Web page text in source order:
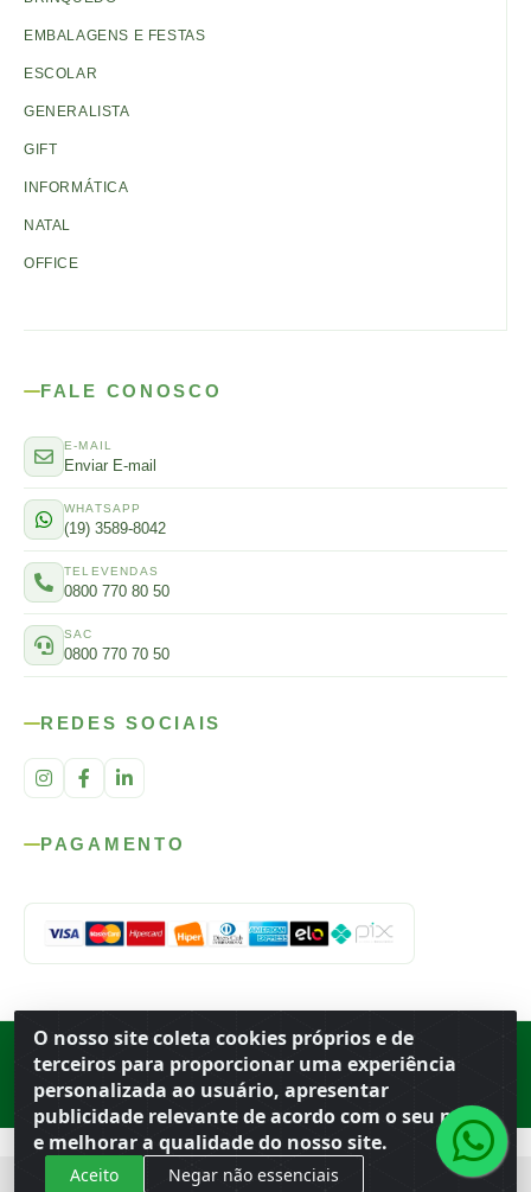
O nosso site coleta cookies próprios e de
terceiros para proporcionar uma experiência
personalizada ao usuário, apresentar
publicidade relevante de acordo com o seu perfil
e melhorar a qualidade do nosso site.
Aceito Negar não essenciais
EMBALAGENS E FESTAS
ESCOLAR
GENERALISTA
GIFT
INFORMÁTICA
NATAL
OFFICE
FALE CONOSCO
E-MAIL
Enviar E-mail
WHATSAPP
(19) 3589-8042
TELEVENDAS
0800 770 80 50
SAC
0800 770 70 50
REDES SOCIAIS
PAGAMENTO
Porto Ferreira ·BR
13.669-899· CNPJ 56.679.863/0001-91
© 2026 Atacado Ideal